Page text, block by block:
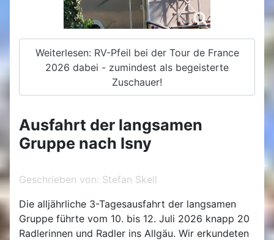
Weiterlesen: RV-Pfeil bei der Tour de France
2026 dabei - zumindest als begeisterte
Zuschauer!
Ausfahrt der langsamen
Gruppe nach Isny
Geschrieben von: Stefan Skell
Die alljährliche 3-Tagesausfahrt der langsamen
Gruppe führte vom 10. bis 12. Juli 2026 knapp 20
Radlerinnen und Radler ins Allgäu. Wir erkundeten